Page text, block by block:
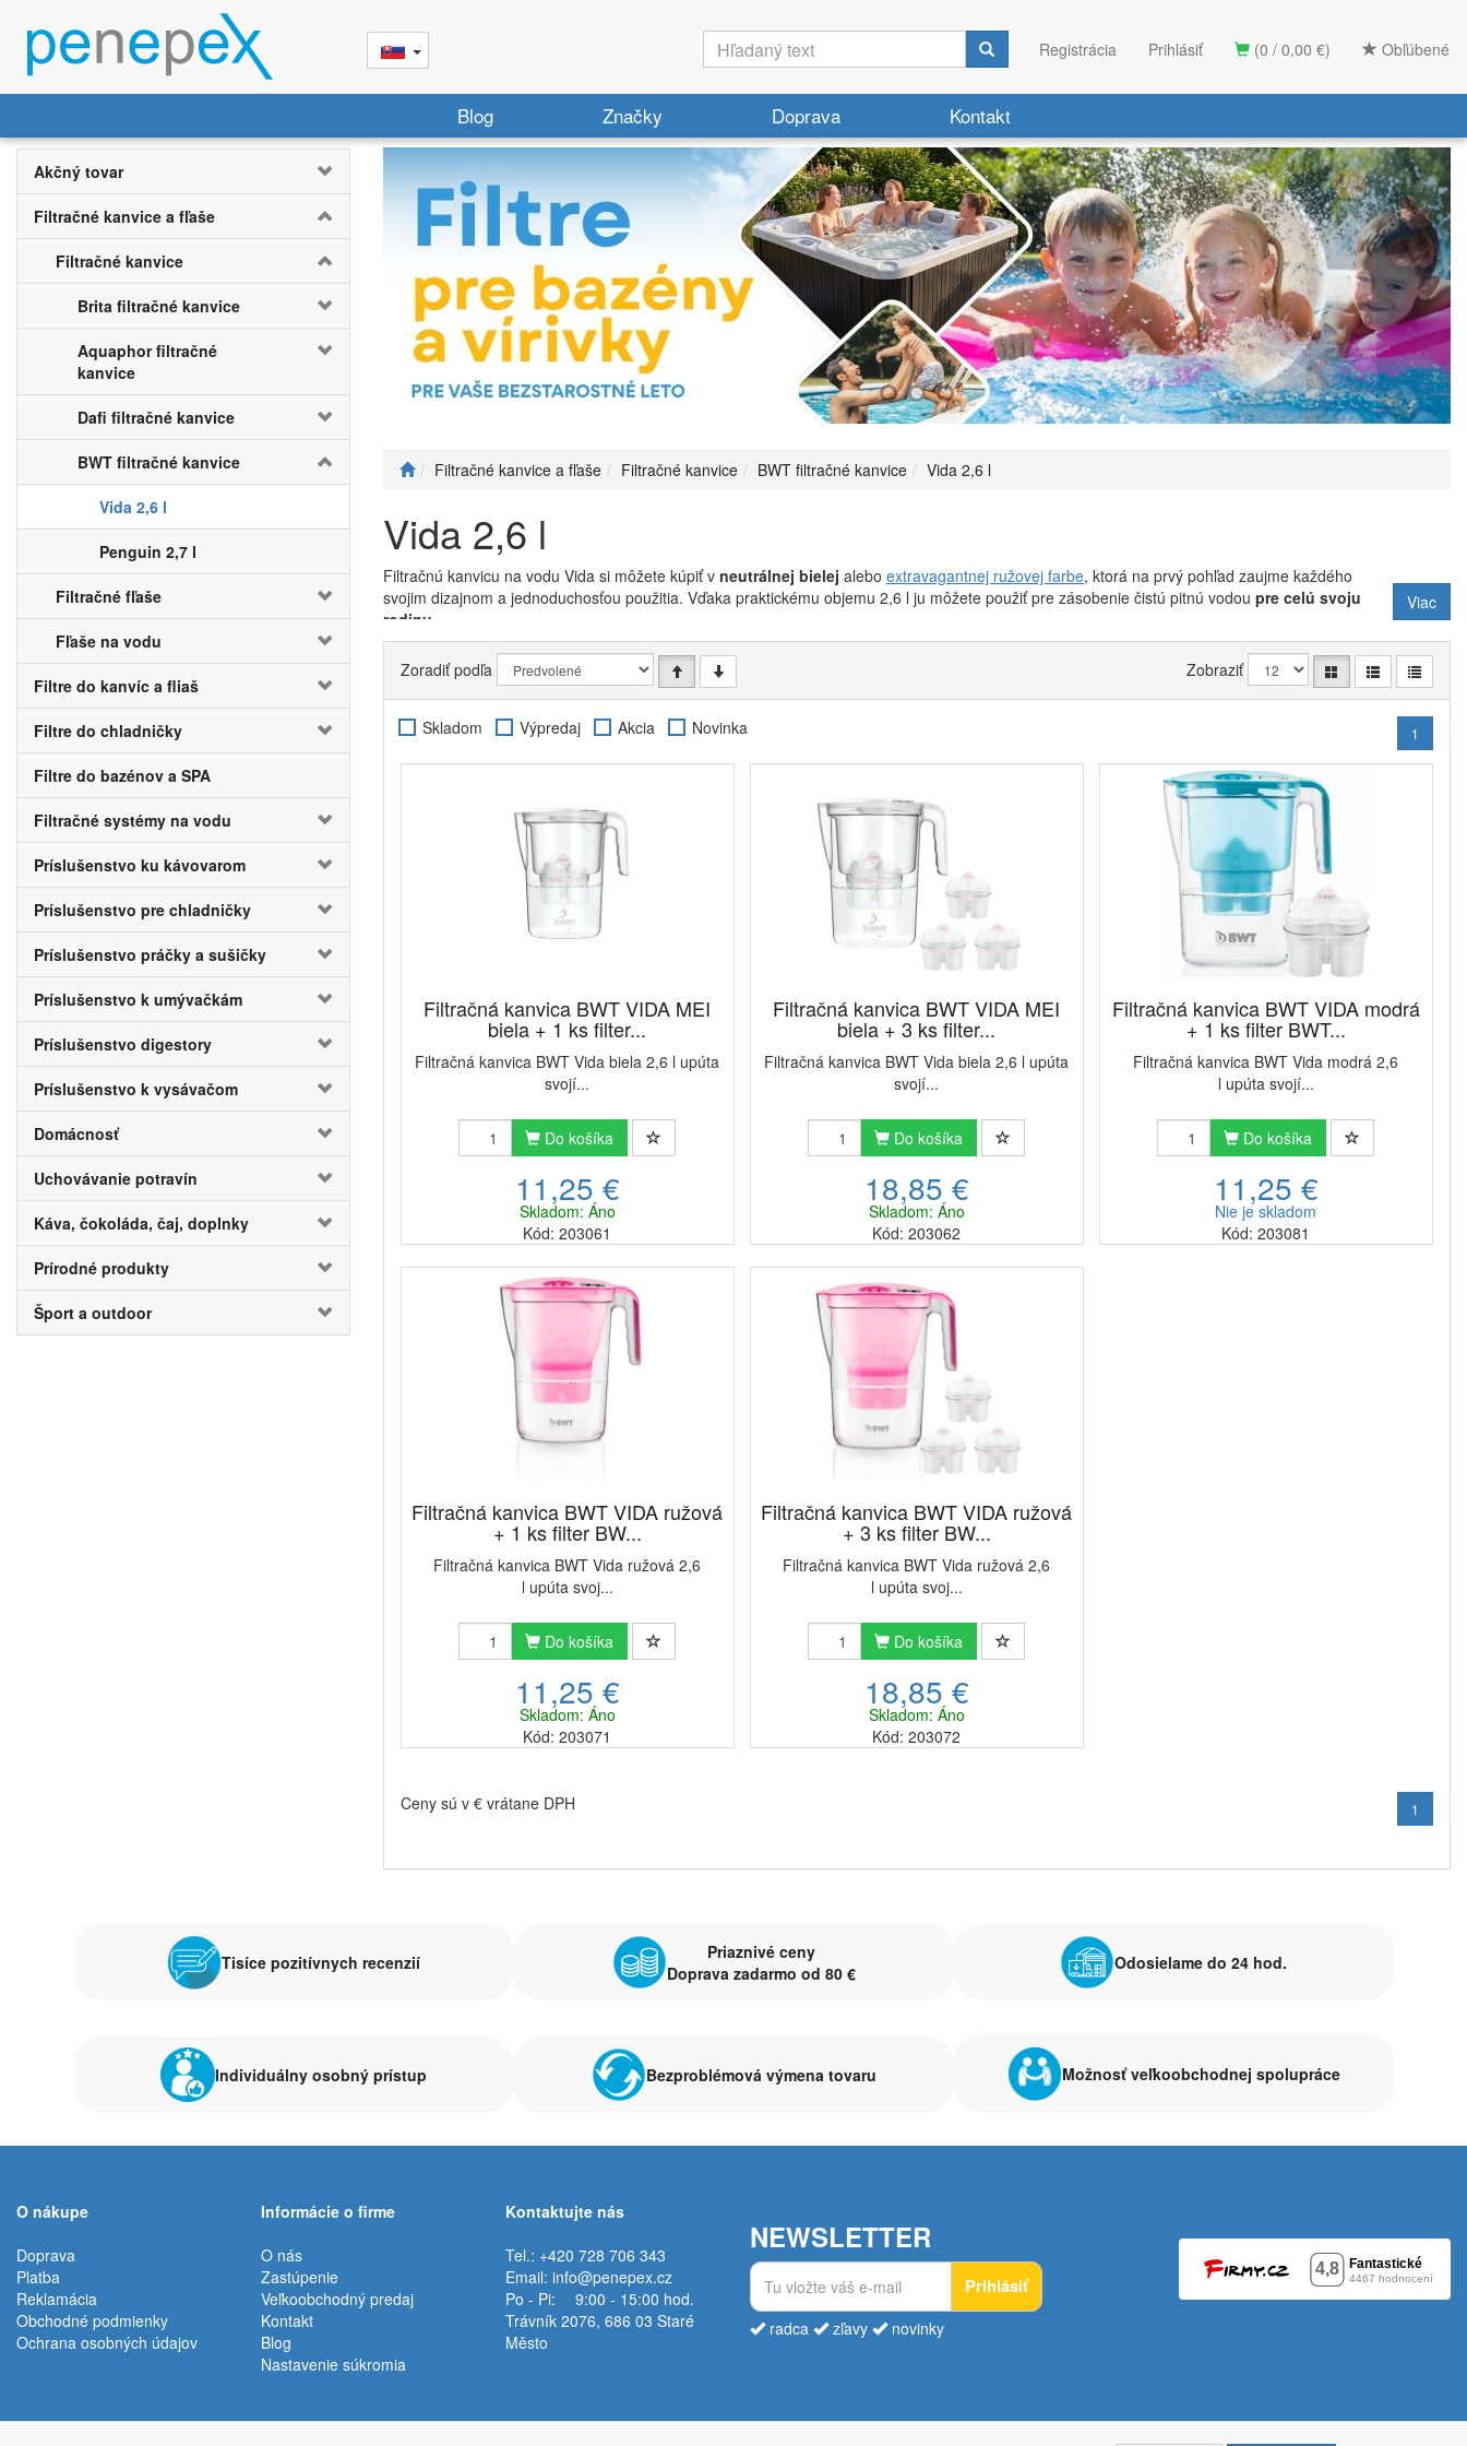
(0 / 0,00 €) Obľúbené
Registrácia Prihlásiť
Blog Značky Doprava Kontakt
Akčný tovar
Filtračné kanvice a fľaše
Filtračné kanvice
Brita filtračné kanvice
Aquaphor filtračné
kanvice
Dafi filtračné kanvice
BWT filtračné kanvice
Vida 2,6 l
Penguin 2,7 l
Filtračné fľaše
Fľaše na vodu
Filtre do kanvíc a fliaš
Filtre do chladničky
Filtre do bazénov a SPA
Filtračné systémy na vodu
Príslušenstvo ku kávovarom
Príslušenstvo pre chladničky
Príslušenstvo práčky a sušičky
Príslušenstvo k umývačkám
Príslušenstvo digestory
Príslušenstvo k vysávačom
Domácnosť
Uchovávanie potravín
Káva, čokoláda, čaj, doplnky
Prírodné produkty
Šport a outdoor
Filtračné kanvice a fľaše Filtračné kanvice BWT filtračné kanvice Vida 2,6 l
Vida 2,6 l
Filtračnú kanvicu na vodu Vida si môžete kúpiť v neutrálnej bielej alebo extravagantnej ružovej farbe, ktorá na prvý pohľad zaujme každého
svojim dizajnom a jednoduchosťou použitia. Vďaka praktickému objemu 2,6 l ju môžete použiť pre zásobenie čistú pitnú vodou pre celú svoju
rodinu
Aby ste mali istotu, že voda, ktorú pijete, spĺňa najprísnejšie kritériá, nezabudnite
vo svojej kanvici
Vida. K tomu skvele poslúžifilter BWT Mg2+ , ktorý okrem odstránenia nežiadúcich prímesí, ako napríklad
vodného kameňa, ťažkých kovov
a zvyškov po dezinfekcii vody, obohatí vodu opre telo potrebný horčík. Tá vďaka tomu získa plnú prírodnú chuť a stane sa skutočným
koktailom zdravia.
. Interval výmeny filtra samozrejme podriaďte intenzite používania kanvice a tiež tvrdosti vašej vody. Čím viac je vo vašej
, tým rýchlejšie sa filter zanesie a je potrebné ho vymeniť. To by ste mali spoznať na
zmenenej chuti vody, ktorú už filter nevyčistí, a vy teda do svojho tela opäť dostanete všetky nežiadúce prímesi.
BWT založilo svoju úpravu vody na
. To sa ukázalo ako veľmi účinné
a preto si aj vy môžete užívať jej výsledky. Najprv
zachytené pevné častice redukcia vodného kameňa a ťažkých kovov
, aby sa v ďalšom stupni mohli
odstrániť nežiadúce látky kaziace chuť
a vôňu vody. Na záver voda prechádzajemným finálnym dočistením
a putuje rovno do vášho
Viac
Zoradiť podľa Zobraziť
Skladom Výpredaj Akcia Novinka 1
Filtračná kanvica BWT VIDA MEI
biela + 1 ks filter...
Filtračná kanvica BWT Vida biela 2,6 l upúta
svojí...
Do košíka
11,25 €
Skladom: Áno
Kód: 203061
Filtračná kanvica BWT VIDA MEI
biela + 3 ks filter...
Filtračná kanvica BWT Vida biela 2,6 l upúta
svojí...
Do košíka
18,85 €
Skladom: Áno
Kód: 203062
Filtračná kanvica BWT VIDA modrá
+ 1 ks filter BWT...
Filtračná kanvica BWT Vida modrá 2,6
l upúta svojí...
Do košíka
11,25 €
Nie je skladom
Kód: 203081
Filtračná kanvica BWT VIDA ružová
+ 1 ks filter BW...
Filtračná kanvica BWT Vida ružová 2,6
l upúta svoj...
Do košíka
11,25 €
Skladom: Áno
Kód: 203071
Filtračná kanvica BWT VIDA ružová
+ 3 ks filter BW...
Filtračná kanvica BWT Vida ružová 2,6
l upúta svoj...
Do košíka
18,85 €
Skladom: Áno
Kód: 203072
Ceny sú v € vrátane DPH 1
Tisíce pozitívnych recenzií
Priaznivé ceny
Doprava zadarmo od 80 €
Odosielame do 24 hod.
Individuálny osobný prístup Bezproblémová výmena tovaru Možnosť veľkoobchodnej spolupráce
O nákupe
Doprava
Platba
Reklamácia
Obchodné podmienky
Ochrana osobných údajov
Informácie o firme
O nás
Zastúpenie
Veľkoobchodný predaj
Kontakt
Blog
Nastavenie súkromia
Kontaktujte nás
Tel.: +420 728 706 343
Email: info@penepex.cz
Po - Pi:
9:00 - 15:00 hod.
Trávník 2076, 686 03 Staré
Město
NEWSLETTER
Prihlásiť
radca zľavy novinky